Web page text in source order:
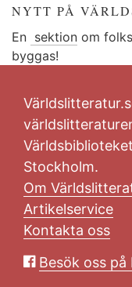
NYTT PÅ
En sektion om
byggas!
Stockholm.
Om
Artikelservice
Kontakta oss
Besök oss på